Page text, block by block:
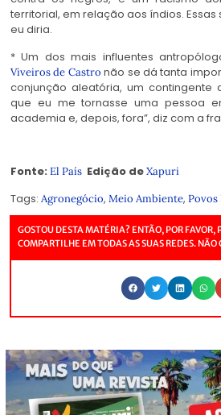
territorial, em relação aos índios.
eu diria.
* Um dos mais influentes
Viveiros de Castro não se dá tanta
conjunção aleatória, um
que eu me tornasse uma pessoa
academia e, depois, fora”, diz com a
Fonte: El País Edição deXapuri
Tags: Agronegócio, Meio Ambiente, Povos
GOSTOU DESTA MATÉRIA? ENTÃO, POR FAVOR,
COMPARTILHE EM TODAS AS SUAS REDES. NÃO